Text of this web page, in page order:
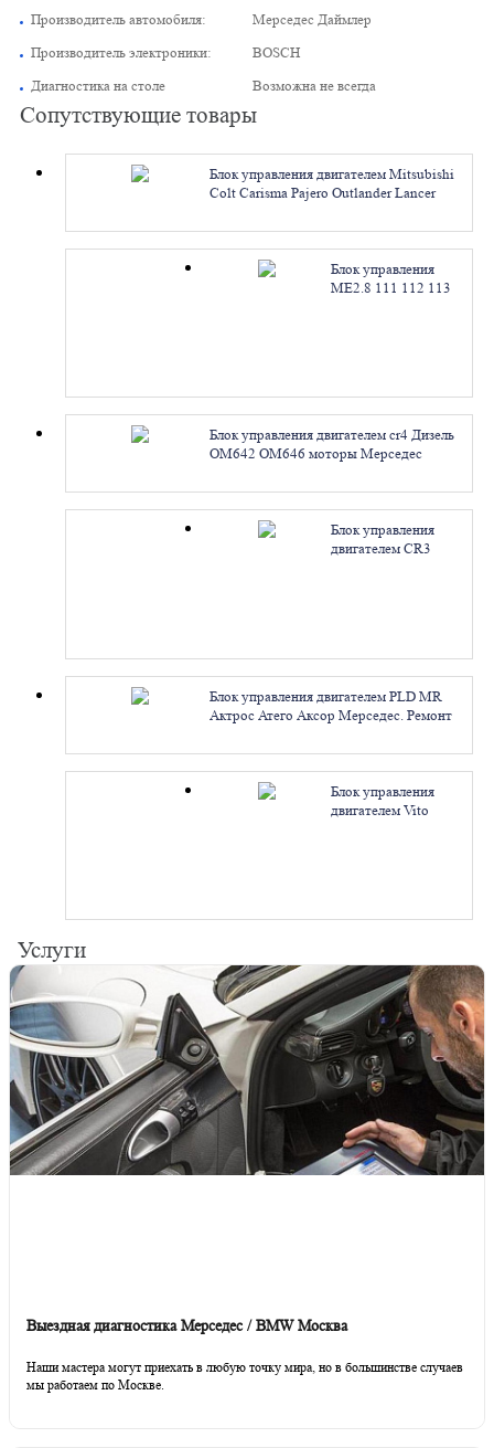
Производитель автомобиля:
Мерседес Даймлер
Производитель электроники:
BOSCH
Диагностика на столе
Возможна не всегда
Сопутствующие товары
Блок управления двигателем Mitsubishi
Colt Carisma Pajero Outlander Lancer
MK387484. Ремонт
Блок управления
ME2.8 111 112 113
Блок управления двигателем cr4 Дизель
OM642 OM646 моторы Мерседес
Блок управления
двигателем CR3
Блок управления двигателем PLD MR
Актрос Атего Аксор Мерседес. Ремонт
Блок управления
двигателем Vito
Услуги
Выездная диагностика Мерседес / BMW Москва
Наши мастера могут приехать в любую точку мира, но в большинстве случаев
мы работаем по Москве.